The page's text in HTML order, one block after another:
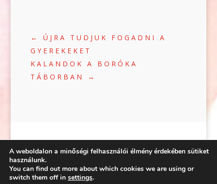
← ÚJRA TUDJUK FOGADNI A
GYEREKEKET
KALANDOK A BORÓKA
TÁBORBAN
→
©2020 | WEB:CRÆTIVE.HU| TÁRHELY:
RACKFOREST KFT.
A weboldalon a minőségi felhasználói élmény érdekében sütiket
használunk.
You can find out more about which cookies we are using or
switch them off in settings.